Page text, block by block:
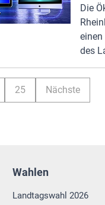
Die
des
25 Nächste
Wahlen
Landtagswahl 2026